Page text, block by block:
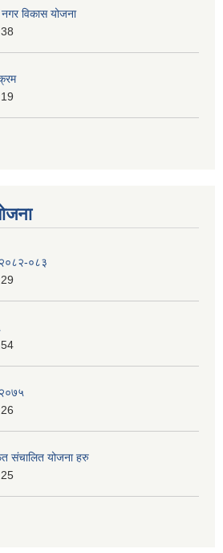
विकास योजना
२०८२-०८३
२०७५
संचालित योजना हरु